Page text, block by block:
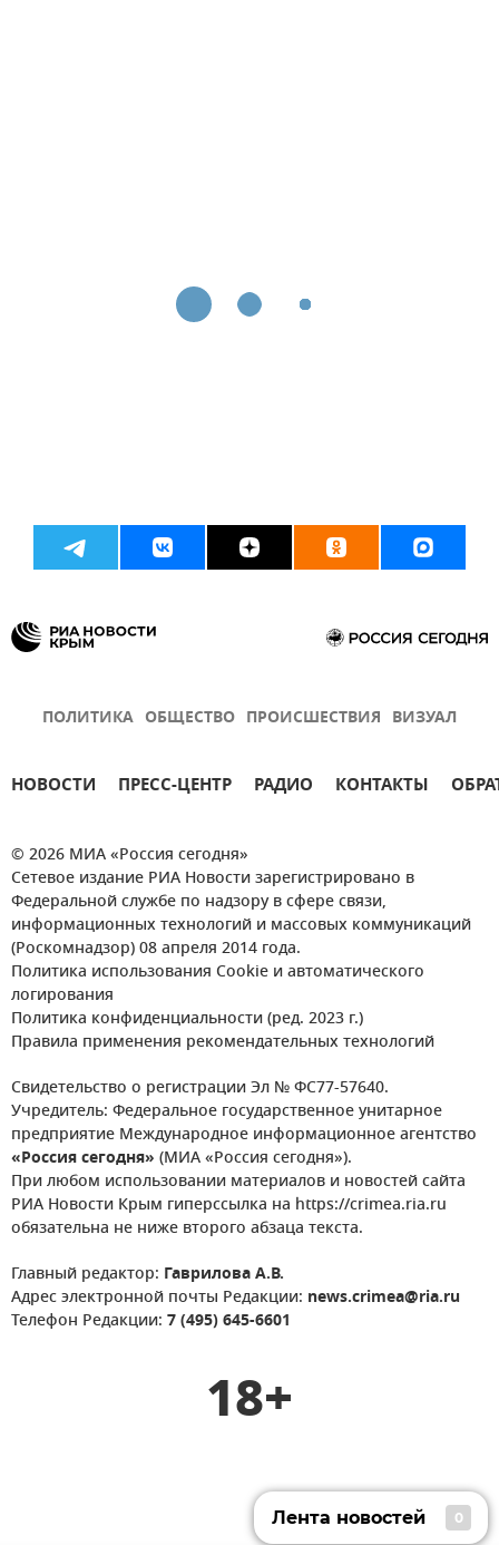
ПОЛИТИКА ОБЩЕСТВО ПРОИСШЕСТВИЯ ВИЗУАЛ
НОВОСТИ ПРЕСС-ЦЕНТР РАДИО КОНТАКТЫ
© 2026 МИА «Россия сегодня»
Сетевое издание РИА Новости зарегистрировано в
Федеральной службе по надзору в сфере связи,
информационных технологий и массовых коммуникаций
(Роскомнадзор) 08 апреля 2014 года.
Политика использования Cookie и автоматического
логирования
Политика конфиденциальности (ред. 2023 г.)
Правила применения рекомендательных технологий
Свидетельство о регистрации Эл № ФС77-57640.
Учредитель: Федеральное государственное унитарное
предприятие Международное информационное агентство
«Россия сегодня» (МИА «Россия сегодня»).
При любом использовании материалов и новостей сайта
РИА Новости Крым гиперссылка на https://crimea.ria.ru
обязательна не ниже второго абзаца текста.
Главный редактор: Гаврилова А.В.
Адрес электронной почты Редакции: news.crimea@ria.ru
Телефон Редакции: 7 (495) 645-6601
18+
Лента новостей 0